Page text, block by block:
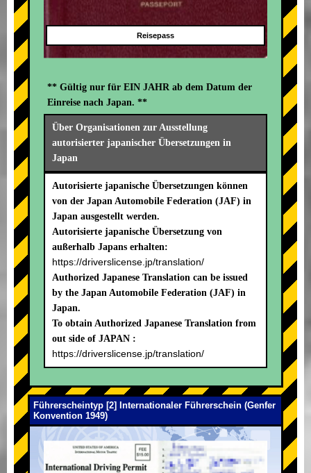
Reisepass
** Gültig nur für EIN JAHR ab dem Datum der
Einreise nach Japan. **
Über Organisationen zur Ausstellung
autorisierter japanischer Übersetzungen in
Japan
Autorisierte japanische Übersetzungen können
von der Japan Automobile Federation (JAF) in
Japan ausgestellt werden.
Autorisierte japanische Übersetzung von
außerhalb Japans erhalten:
https://driverslicense.jp/translation/
Authorized Japanese Translation can be issued
by the Japan Automobile Federation (JAF) in
Japan.
To obtain Authorized Japanese Translation from
out side of JAPAN :
https://driverslicense.jp/translation/
Führerscheintyp [2] Internationaler Führerschein (Genfer
Konvention 1949)